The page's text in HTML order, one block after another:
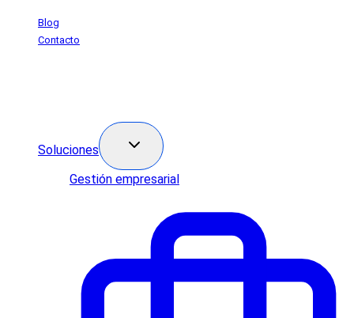
SaltarBlog
Contacto
Soluciones
Gestión empresarial